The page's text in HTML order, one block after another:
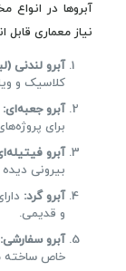
آبروها در
نیاز معماری
آبرو لندنی
کلاسیک و
آبرو جعبه‌ای:
برای
آبرو
بیرونی
آبرو گرد:
و قدیمی.
آبرو سفارشی:
خاص ساخته